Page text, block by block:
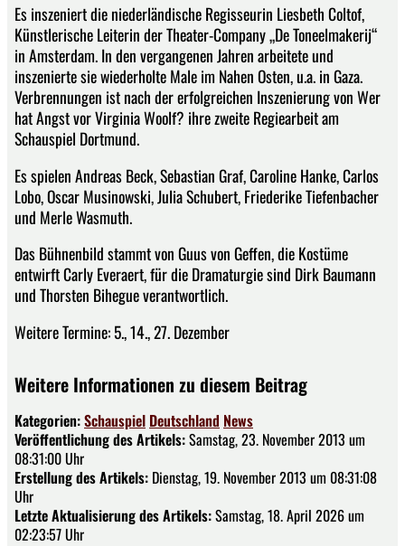
Es inszeniert die niederländische Regisseurin Liesbeth Coltof,
Künstlerische Leiterin der Theater-Company „De Toneelmakerij“
in Amsterdam. In den vergangenen Jahren arbeitete und
inszenierte sie wiederholte Male im Nahen Osten, u.a. in Gaza.
Verbrennungen ist nach der erfolgreichen Inszenierung von Wer
hat Angst vor Virginia Woolf? ihre zweite Regiearbeit am
Schauspiel Dortmund.
Es spielen Andreas Beck, Sebastian Graf, Caroline Hanke, Carlos
Lobo, Oscar Musinowski, Julia Schubert, Friederike Tiefenbacher
und Merle Wasmuth.
Das Bühnenbild stammt von Guus von Geffen, die Kostüme
entwirft Carly Everaert, für die Dramaturgie sind Dirk Baumann
und Thorsten Bihegue verantwortlich.
Weitere Termine: 5., 14., 27. Dezember
Weitere Informationen zu diesem Beitrag
Kategorien:Schauspiel Deutschland News
Veröffentlichung des Artikels:Samstag, 23. November 2013 um
08:31:00 Uhr
Erstellung des Artikels: Dienstag, 19. November 2013 um 08:31:08
Uhr
Letzte Aktualisierung des Artikels:Samstag, 18. April 2026 um
02:23:57 Uhr